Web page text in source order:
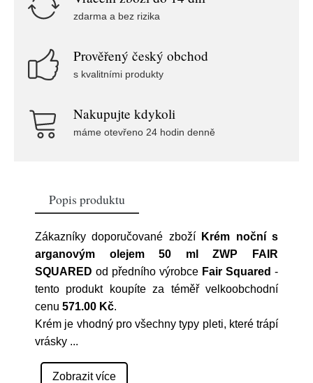
zdarma a bez rizika
Prověřený český obchod
s kvalitními produkty
Nakupujte kdykoli
máme otevřeno 24 hodin denně
Popis produktu
Zákazníky doporučované zboží
Krém noční s
arganovým olejem 50 ml ZWP FAIR
SQUARED od předního výrobce Fair Squared -
tento produkt koupíte za téměř velkoobchodní
cenu 571.00 Kč.
Krém je vhodný pro všechny typy pleti, které trápí
vrásky ...
Zobrazit více